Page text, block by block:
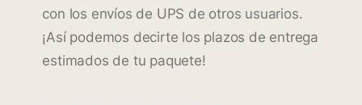
con los envíos de UPS de otros usuarios.
¡Así podemos decirte los plazos de entrega
estimados de tu paquete!